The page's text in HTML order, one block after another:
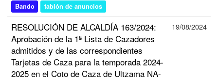
Bando tablón de anuncios
RESOLUCIÓN DE ALCALDÍA 163/2024:
Aprobación de la 1ª Lista de Cazadores
admitidos y de las correspondientes
Tarjetas de Caza para la temporada 2024-
2025 en el Coto de Caza de Ultzama NA-
19/08/2024